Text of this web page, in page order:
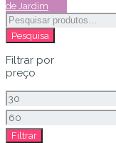
de Jardim
Pesquisar
por:
Pesquisa
Filtrar por
preço
Preço
mínimo
Preço
máximo
Filtrar